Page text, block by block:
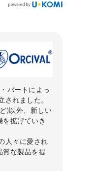
バートによっ
れました。
)以外、新しい
拡げていき
人々に愛され
質な製品を提